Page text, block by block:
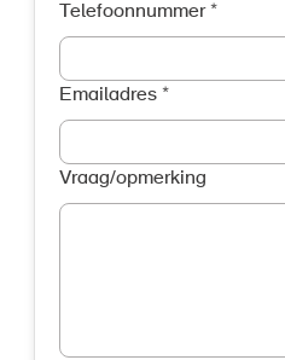
Telefoonnummer*
Emailadres *
Vraag/opmerking